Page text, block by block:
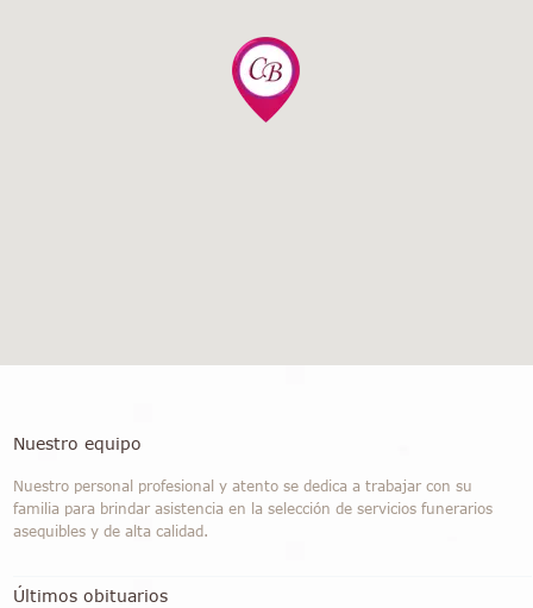
Nuestro equipo
Nuestro personal profesional y atento se dedica a trabajar con su
familia para brindar asistencia en la selección de servicios funerarios
asequibles y de alta calidad.
Últimos obituarios